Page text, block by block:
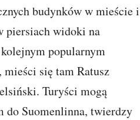
budynków w mieście i
piersiach widoki na
popularnym
się tam Ratusz
Turyści mogą
do Suomenlinna, twierdzy